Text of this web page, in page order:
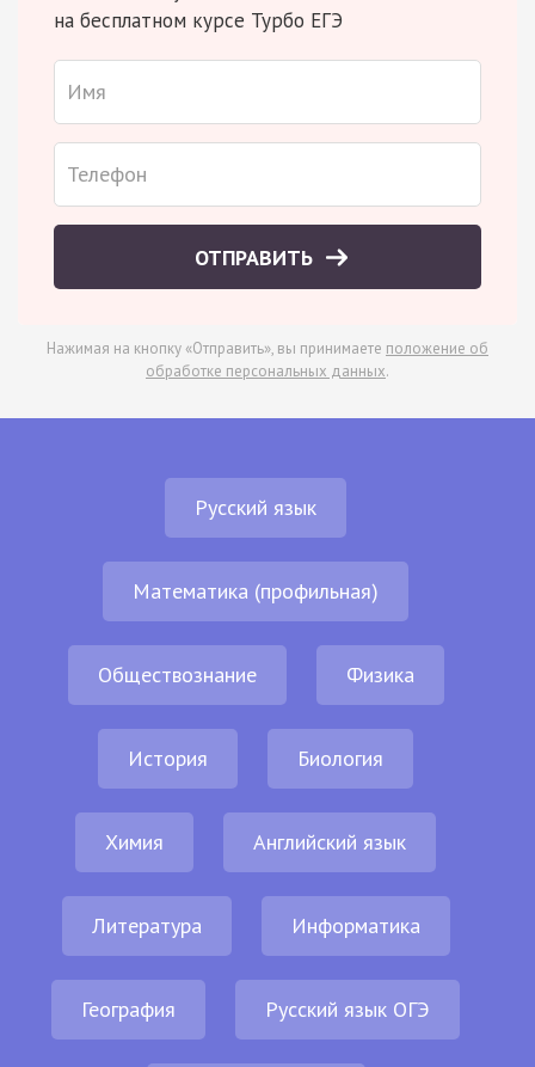
на бесплатном курсе Турбо ЕГЭ
ОТПРАВИТЬ
Нажимая на кнопку «Отправить», вы принимаете положение об
обработке персональных данных.
Русский язык
Математика (профильная)
Обществознание Физика
История Биология
Химия Английский язык
Литература Информатика
География Русский язык ОГЭ